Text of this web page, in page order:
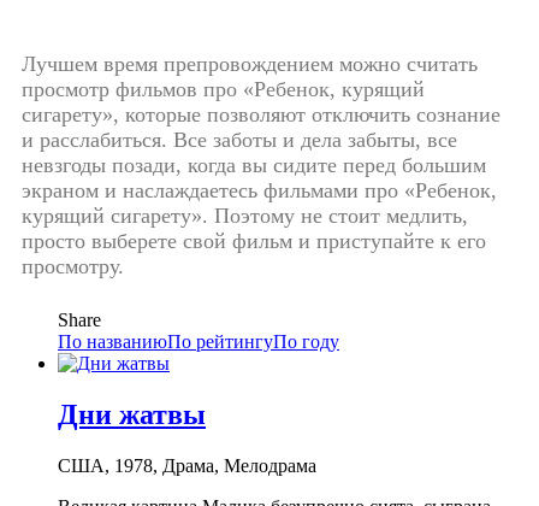
Лучшем время препровождением можно считать
просмотр фильмов про «Ребенок, курящий
сигарету», которые позволяют отключить сознание
и расслабиться. Все заботы и дела забыты, все
невзгоды позади, когда вы сидите перед большим
экраном и наслаждаетесь фильмами про «Ребенок,
курящий сигарету». Поэтому не стоит медлить,
просто выберете свой фильм и приступайте к его
просмотру.
Share
По названиюПо рейтингуПо году
Дни жатвы
США, 1978, Драма, Мелодрама